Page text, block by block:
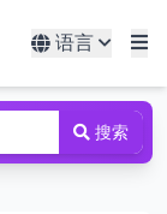
语言
搜索